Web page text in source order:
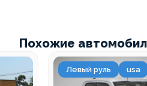
Похожие
Левый руль usa